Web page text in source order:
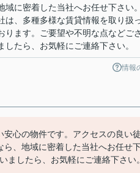
域に密着した当社へお任せ下さい
は、多種多様な賃貸情報を取り扱
ります。ご要望や不明な点などご
したら、お気軽にご連絡下さい。
情報
心の物件です。アクセスの良い徒
、地域に密着した当社へお任せ
したら、お気軽にご連絡下さい。